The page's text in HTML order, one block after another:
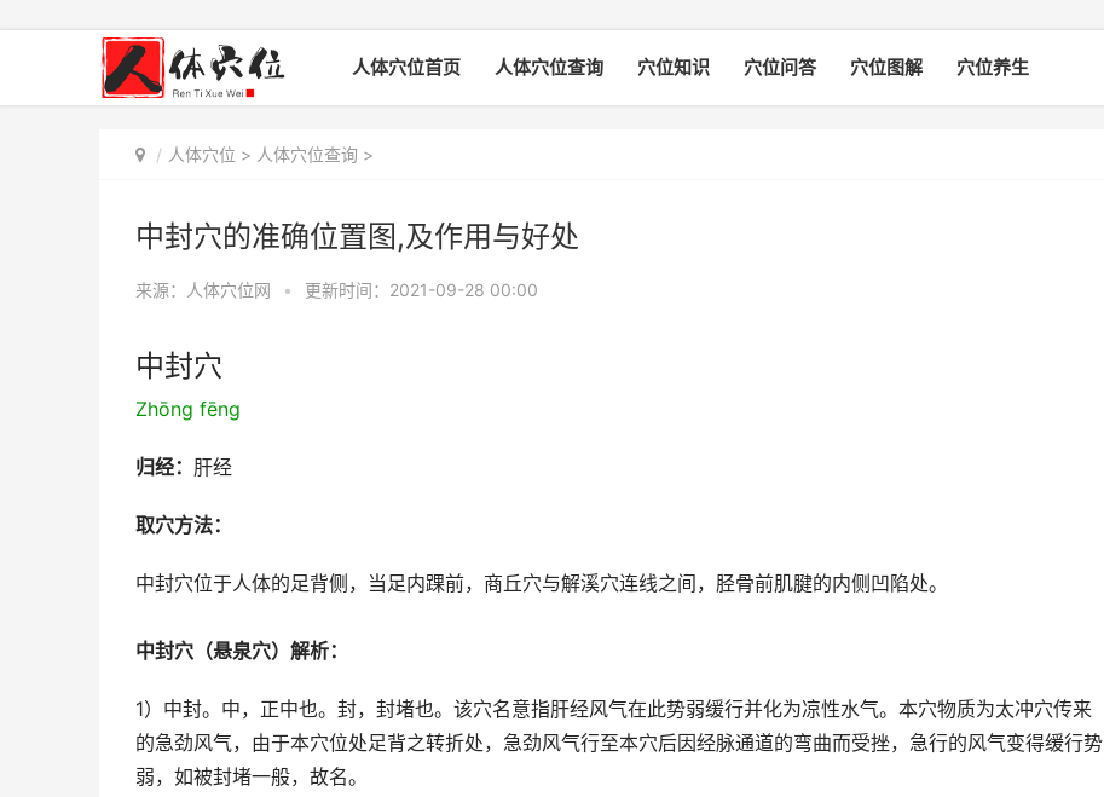
人体穴位首页 人体穴位查询 穴位知识 穴位问答 穴位图解 穴位养生
人体穴位 > 人体穴位查询 >
中封穴的准确位置图,及作用与好处
来源：人体穴位网 • 更新时间：2021-09-28 00:00
中封穴
Zhōng fēng
归经： 肝经
取穴方法：
中封穴位于人体的足背侧，当足内踝前，商丘穴与解溪穴连线之间，胫骨前肌腱的内侧凹陷处。
中封穴（悬泉穴）解析：
1）中封。中，正中也。封，封堵也。该穴名意指肝经风气在此势弱缓行并化为凉性水气。本穴物质为太冲穴传来
的急劲风气，由于本穴位处足背之转折处，急劲风气行至本穴后因经脉通道的弯曲而受挫，急行的风气变得缓行势
弱，如被封堵一般，故名。